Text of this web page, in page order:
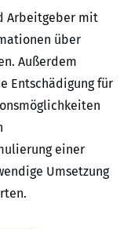
Arbeitgeber mit
über
Außerdem
Entschädigung für
einer
Umsetzung